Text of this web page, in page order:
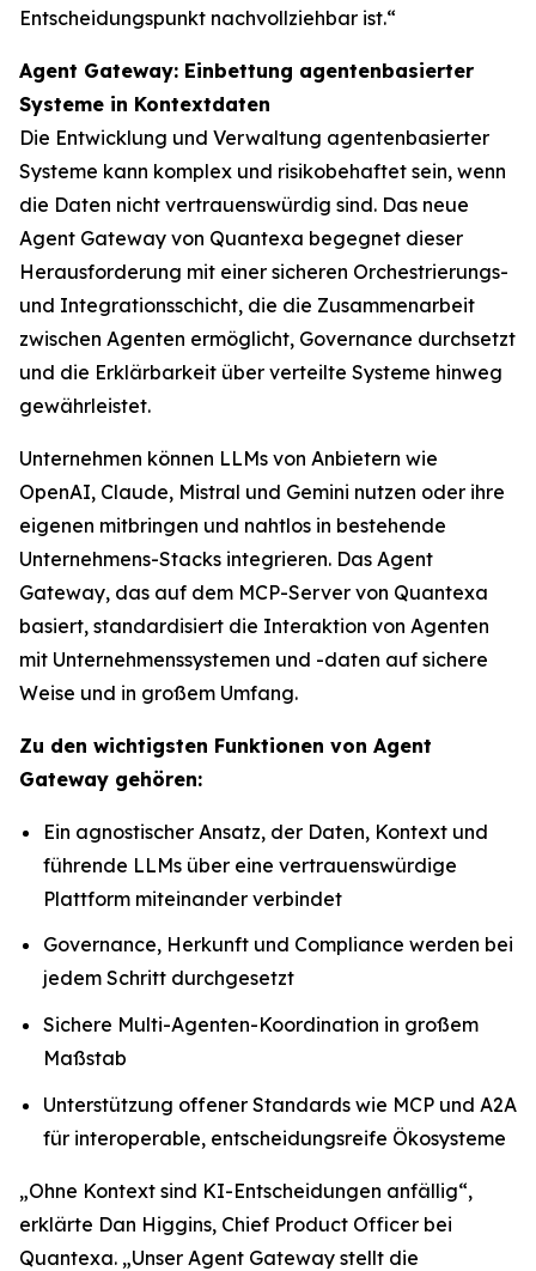
Entscheidungspunkt nachvollziehbar ist.“
Agent Gateway: Einbettung agentenbasierter
Systeme in Kontextdaten
Die Entwicklung und Verwaltung agentenbasierter
Systeme kann komplex und risikobehaftet sein, wenn
die Daten nicht vertrauenswürdig sind. Das neue
Agent Gateway von Quantexa begegnet dieser
Herausforderung mit einer sicheren Orchestrierungs-
und Integrationsschicht, die die Zusammenarbeit
zwischen Agenten ermöglicht, Governance durchsetzt
und die Erklärbarkeit über verteilte Systeme hinweg
gewährleistet.
Unternehmen können LLMs von Anbietern wie
OpenAI, Claude, Mistral und Gemini nutzen oder ihre
eigenen mitbringen und nahtlos in bestehende
Unternehmens-Stacks integrieren. Das Agent
Gateway, das auf dem MCP-Server von Quantexa
basiert, standardisiert die Interaktion von Agenten
mit Unternehmenssystemen und -daten auf sichere
Weise und in großem Umfang.
Zu den wichtigsten Funktionen von Agent
Gateway gehören:
Ein agnostischer Ansatz, der Daten, Kontext und
führende LLMs über eine vertrauenswürdige
Plattform miteinander verbindet
Governance, Herkunft und Compliance werden bei
jedem Schritt durchgesetzt
Sichere Multi-Agenten-Koordination in großem
Maßstab
Unterstützung offener Standards wie MCP und A2A
für interoperable, entscheidungsreife Ökosysteme
„Ohne Kontext sind KI-Entscheidungen anfällig“,
erklärte Dan Higgins, Chief Product Officer bei
Quantexa. „Unser Agent Gateway stellt die